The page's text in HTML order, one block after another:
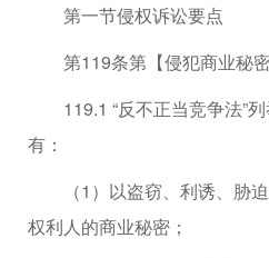
第一节侵权诉讼要点
第119条第【侵犯商业秘密
119.1 “反不正当竞争法”列
有：
（1）以盗窃、利诱、胁迫
权利人的商业秘密；